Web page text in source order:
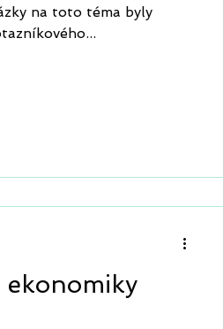
na toto téma byly
ekonomiky